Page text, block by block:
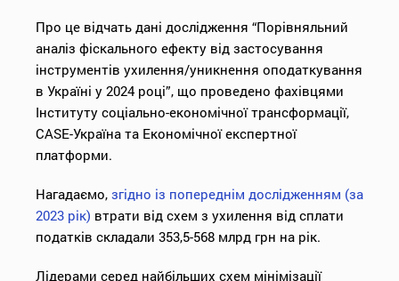
Про це відчать дані дослідження “Порівняльний
аналіз фіскального ефекту від застосування
інструментів ухилення/уникнення оподаткування
в Україні у 2024 році”, що проведено фахівцями
Інституту соціально-економічної трансформації,
CASE-Україна та Економічної експертної
платформи.
Нагадаємо, згідно із попереднім дослідженням (за
2023 рік) втрати від схем з ухилення від сплати
податків складали 353,5-568 млрд грн на рік.
Лідерами серед найбільших схем мінімізації